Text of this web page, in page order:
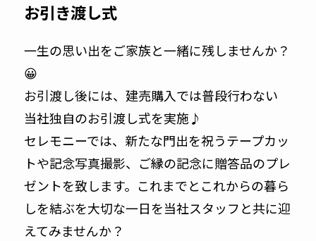
お引き渡し式
一生の思い出をご家族と一緒に残しませんか？
😀
お引渡し後には、建売購入では普段行わない
当社独自のお引渡し式を実施♪
セレモニーでは、新たな門出を祝うテープカッ
トや記念写真撮影、ご縁の記念に贈答品のプレ
ゼントを致します。これまでとこれからの暮ら
しを結ぶを大切な一日を当社スタッフと共に迎
えてみませんか？